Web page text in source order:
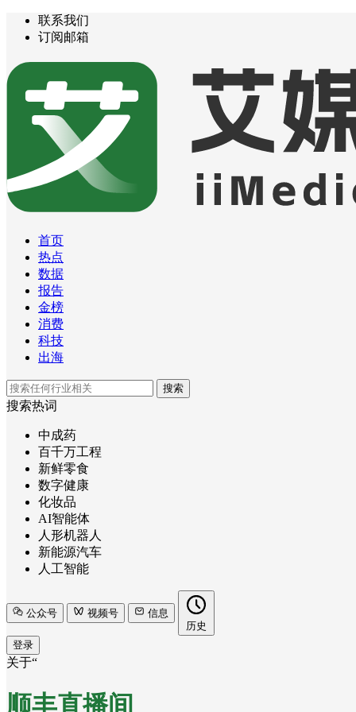
联系我们
订阅邮箱
首页
热点
数据
报告
金榜
消费
科技
出海
搜索
搜索热词
中成药
百千万工程
新鲜零食
数字健康
化妆品
AI智能体
人形机器人
新能源汽车
人工智能
公众号 视频号
信息
历史
登录
关于“
顺丰直播间